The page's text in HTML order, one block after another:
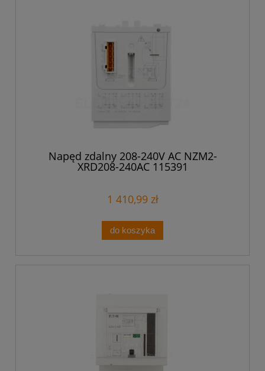
Napęd zdalny 208-240V AC NZM2-
XRD208-240AC 115391
1 410,99 zł
do koszyka